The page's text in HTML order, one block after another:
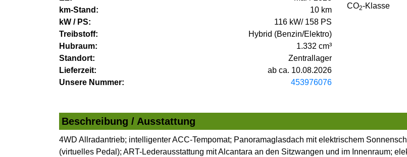
km-Stand:
10 km
kW / PS:
116 kW/ 158 PS
Treibstoff:
Hybrid (Benzin/Elektro)
Hubraum:
1.332 cm³
Standort:
Zentrallager
Lieferzeit:
ab ca. 10.08.2026
Unsere Nummer:
453976076
CO2-Klasse
Beschreibung / Ausstattung
4WD Allradantrieb; intelligenter ACC-Tempomat; Panoramaglasdach mit elektrischem
(virtuelles Pedal); ART-Lederausstattung mit Alcantara an den Sitzwangen und im Innenraum;